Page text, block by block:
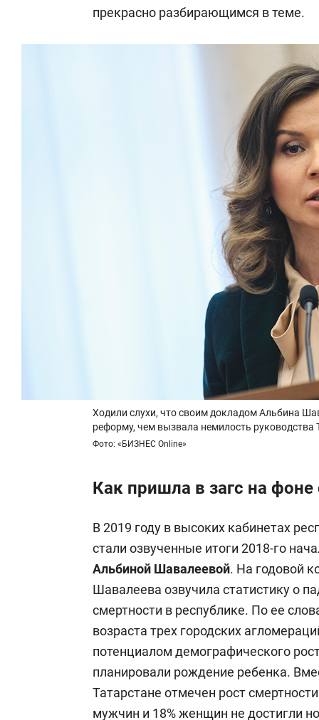
Ганиев — президент ассоциации
председатель правления
создателей известной в
«Татармультфильм», которая
сочетающих в себе особенности
«Татармультфильм» реализует
книги и учебники. Сейчас в студии
Кресло директора
В период его руководства студия
Нефтяши и ее друзей» по заказу
«Татарские народные сказки» по
также серию мультфильмов
в программу дошкольного
студии, Ганиев-младший преподает
институте культуры дисциплину
прекрасно разбирающимся в теме.
Ходили слухи, что своим докладом Альбина
реформу, чем вызвала немилость руководства
Фото: «БИЗНЕС Online»
Как пришла в загс на фоне
В 2019 году в высоких кабинетах
стали озвученные итоги 2018-го
Альбиной Шавалеевой. На годовой
Шавалеева озвучила статистику о
смертности в республике. По ее
возраста трех городских
потенциалом демографического
планировали рождение ребенка.
Татарстане отмечен рост
мужчин и 18% женщин не достигли